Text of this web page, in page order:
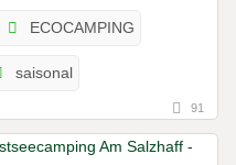
ECOCAMPING
saisonal
91